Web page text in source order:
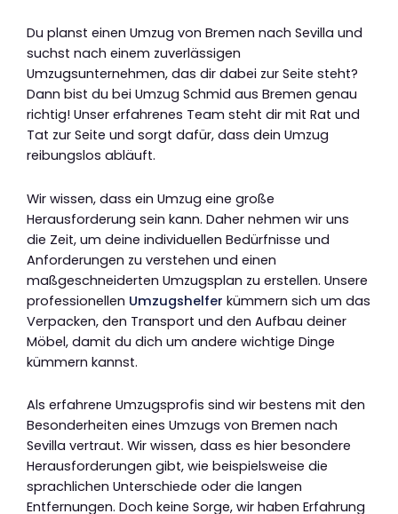
Du planst einen Umzug von Bremen nach Sevilla und
suchst nach einem zuverlässigen
Umzugsunternehmen, das dir dabei zur Seite steht?
Dann bist du bei Umzug Schmid aus Bremen genau
richtig! Unser erfahrenes Team steht dir mit Rat und
Tat zur Seite und sorgt dafür, dass dein Umzug
reibungslos abläuft.
Wir wissen, dass ein Umzug eine große
Herausforderung sein kann. Daher nehmen wir uns
die Zeit, um deine individuellen Bedürfnisse und
Anforderungen zu verstehen und einen
maßgeschneiderten Umzugsplan zu erstellen. Unsere
professionellen Umzugshelfer kümmern sich um das
Verpacken, den Transport und den Aufbau deiner
Möbel, damit du dich um andere wichtige Dinge
kümmern kannst.
Als erfahrene Umzugsprofis sind wir bestens mit den
Besonderheiten eines Umzugs von Bremen nach
Sevilla vertraut. Wir wissen, dass es hier besondere
Herausforderungen gibt, wie beispielsweise die
sprachlichen Unterschiede oder die langen
Entfernungen. Doch keine Sorge, wir haben Erfahrung